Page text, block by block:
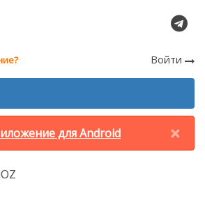
Войти
×
для Android